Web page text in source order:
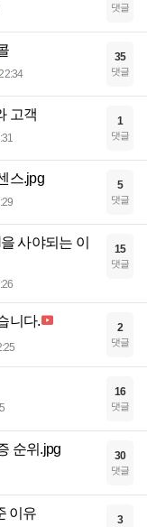
댓글
22:34
35
댓글
고객 1
댓글
스.jpg 5
댓글
사야되는 이
15
댓글
니다. 2
댓글
16
댓글
순위.jpg 30
댓글
이유 3